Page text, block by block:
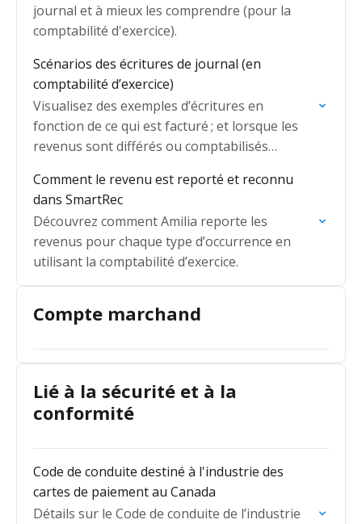
journal et à mieux les comprendre (pour la
comptabilité d'exercice).
Scénarios des écritures de journal (en
comptabilité d’exercice)
Visualisez des exemples d’écritures en
fonction de ce qui est facturé ; et lorsque les
revenus sont différés ou comptabilisés
Comment le revenu est reporté et reconnu
dans SmartRec
Découvrez comment Amilia reporte les
revenus pour chaque type d’occurrence en
utilisant la comptabilité d’exercice.
Compte marchand
Lié à la sécurité et à la
conformité
Code de conduite destiné à l'industrie des
cartes de paiement au Canada
Détails sur le Code de conduite de l’industrie